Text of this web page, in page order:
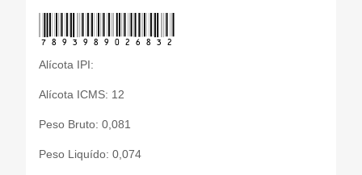
7893989026832
Alícota IPI:
Alícota ICMS: 12
Peso Bruto: 0,081
Peso Liquído: 0,074